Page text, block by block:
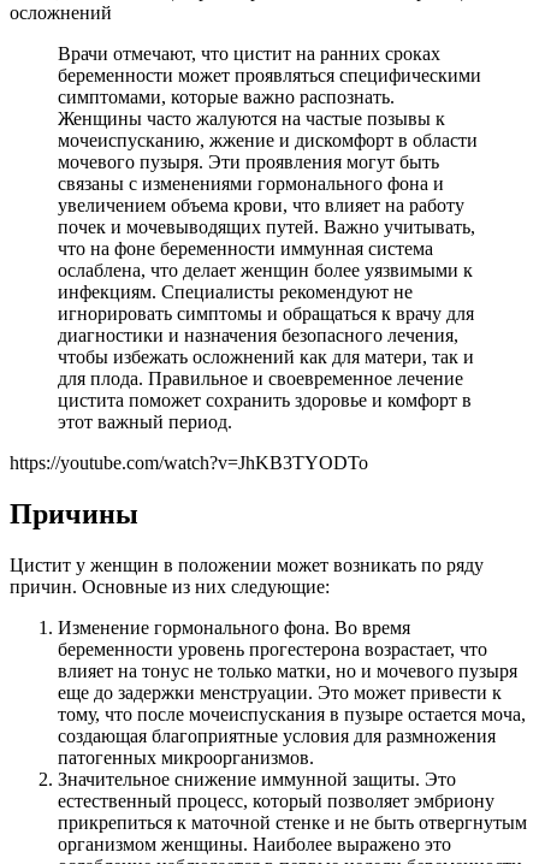
Врачи отмечают, что цистит на ранних сроках
беременности может проявляться специфическими
симптомами, которые важно распознать.
Женщины часто жалуются на частые позывы к
мочеиспусканию, жжение и дискомфорт в области
мочевого пузыря. Эти проявления могут быть
связаны с изменениями гормонального фона и
увеличением объема крови, что влияет на работу
почек и мочевыводящих путей. Важно учитывать,
что на фоне беременности иммунная система
ослаблена, что делает женщин более уязвимыми к
инфекциям. Специалисты рекомендуют не
игнорировать симптомы и обращаться к врачу для
диагностики и назначения безопасного лечения,
чтобы избежать осложнений как для матери, так и
для плода. Правильное и своевременное лечение
цистита поможет сохранить здоровье и комфорт в
этот важный период.
https://youtube.com/watch?v=JhKB3TYODTo
Причины
Цистит у женщин в положении может возникать по ряду
причин. Основные из них следующие:
Изменение гормонального фона. Во время
беременности уровень прогестерона возрастает, что
влияет на тонус не только матки, но и мочевого пузыря
еще до задержки менструации. Это может привести к
тому, что после мочеиспускания в пузыре остается моча,
создающая благоприятные условия для размножения
патогенных микроорганизмов.
Значительное снижение иммунной защиты. Это
естественный процесс, который позволяет эмбриону
прикрепиться к маточной стенке и не быть отвергнутым
организмом женщины. Наиболее выражено это